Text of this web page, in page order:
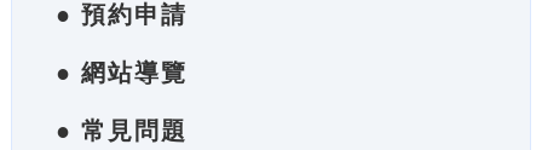
● 預約申請
● 網站導覽
● 常見問題